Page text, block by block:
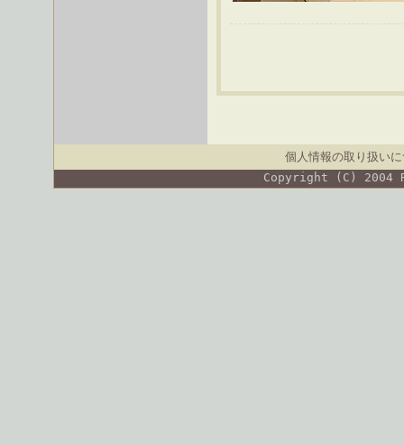
個人情報の取り扱い
Copyright (C) 2004